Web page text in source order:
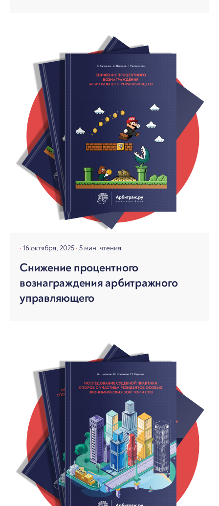
16 октября, 2025 5 мин. чтения
Снижение процентного
вознаграждения арбитражного
управляющего